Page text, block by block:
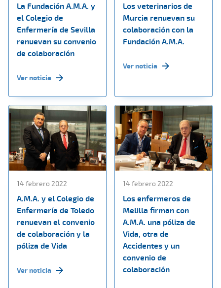
La Fundación A.M.A. y
el Colegio de
Enfermería de Sevilla
renuevan su convenio
de colaboración
Ver noticia
Los veterinarios de
Murcia renuevan su
colaboración con la
Fundación A.M.A.
Ver noticia
14 febrero 2022
A.M.A. y el Colegio de
Enfermería de Toledo
renuevan el convenio
de colaboración y la
póliza de Vida
Ver noticia
14 febrero 2022
Los enfermeros de
Melilla firman con
A.M.A. una póliza de
Vida, otra de
Accidentes y un
convenio de
colaboración